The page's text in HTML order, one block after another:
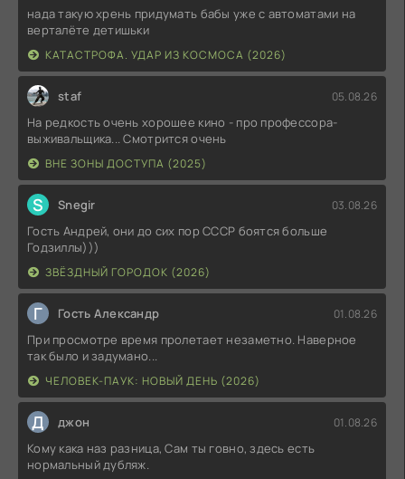
нада такую хрень придумать бабы уже с автоматами на
верталёте детишьки
КАТАСТРОФА. УДАР ИЗ КОСМОСА (2026)
staf 05.08.26
На редкость очень хорошее кино - про профессора-
выживальщика... Смотрится очень
ВНЕ ЗОНЫ ДОСТУПА (2025)
S Snegir 03.08.26
Гость Андрей, они до сих пор СССР боятся больше
Годзиллы)))
ЗВЁЗДНЫЙ ГОРОДОК (2026)
Г Гость Александр 01.08.26
При просмотре время пролетает незаметно. Наверное
так было и задумано...
ЧЕЛОВЕК-ПАУК: НОВЫЙ ДЕНЬ (2026)
Д джон 01.08.26
Кому кака наз разница, Сам ты говно, здесь есть
нормальный дубляж.